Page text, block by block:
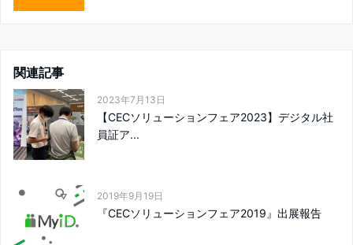
関連記事
2023年7月13日
【CECソリューションフェア2023】デジタル社
員証ア...
2019年9月19日
『CECソリューションフェア2019』出展報告